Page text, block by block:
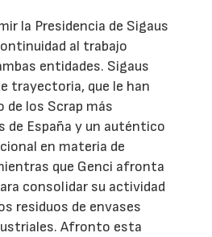
la Presidencia de Sigaus
al trabajo
entidades. Sigaus
trayectoria, que le han
de los Scrap más
de España y un auténtico
en materia de
que Genci afronta
consolidar su actividad
residuos de envases
Afronto esta